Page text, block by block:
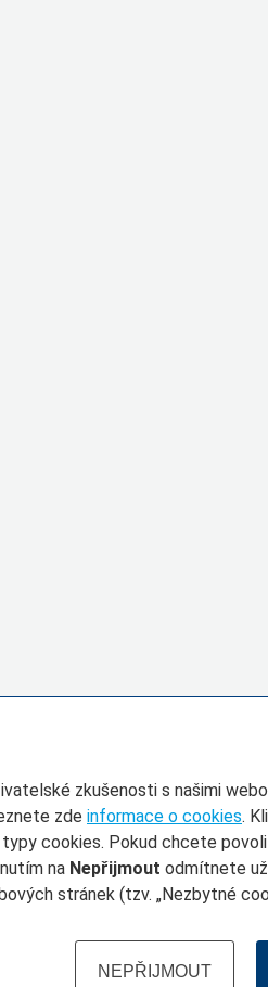
zkušenosti s našimi
zde informace o cookies.
cookies. Pokud chcete
na Nepřijmout odmítnete
stránek (tzv. „Nezbytné
NEPŘIJMOUT